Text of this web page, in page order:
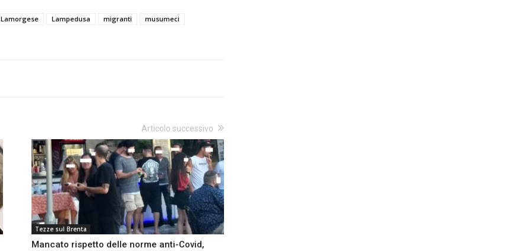
Lamorgese Lampedusa migranti
musumeci
Articolo successivo
Tezze sul Brenta
Mancato rispetto delle norme anti-Covid,